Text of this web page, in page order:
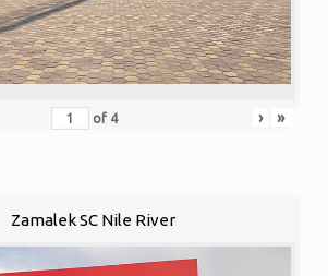
of 4 › »
Zamalek SC Nile River